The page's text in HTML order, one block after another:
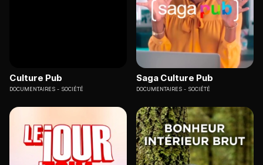
Culture Pub
DOCUMENTAIRES SOCIÉTÉ
Saga Culture Pub
DOCUMENTAIRES SOCIÉTÉ